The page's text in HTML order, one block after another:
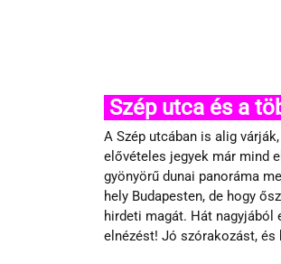
Szép utca és a
A Szép utcában is alig
elővételes jegyek már mind
gyönyörű dunai panoráma
hely Budapesten, de hogy
hirdeti magát. Hát nagyjából
elnézést! Jó szórakozást, és